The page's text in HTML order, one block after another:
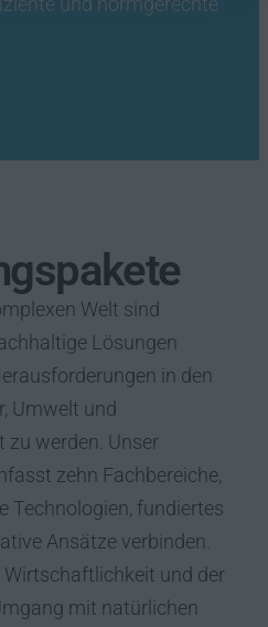
Welt sind
Lösungen
in den
Umwelt und
zu werden. Unser
zehn Fachbereiche,
Technologien, fundiertes
Ansätze verbinden.
Wirtschaftlichkeit und der
mit natürlichen